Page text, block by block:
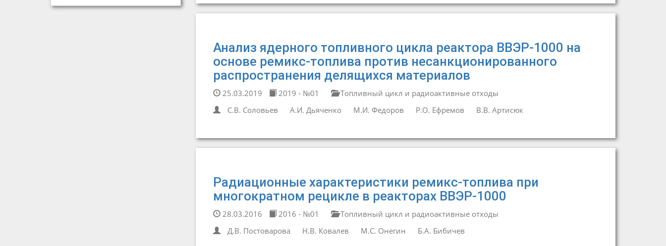
Анализ ядерного топливного цикла реактора ВВЭР-1000 на
основе ремикс-топлива против несанкционированного
распространения делящихся материалов
25.03.2019 2019 - №01
Топливный цикл и радиоактивные отходы
С.В. Соловьев
А.И. Дьяченко М.И. Федоров Р.О. Ефремов В.В. Артисюк
Радиационные характеристики ремикс-топлива при
многократном рецикле в реакторах ВВЭР-1000
28.03.2016 2016 - №01
Топливный цикл и радиоактивные отходы
Д.В. Постоварова
Н.В. Ковалев М.С. Онегин Б.А. Бибичев